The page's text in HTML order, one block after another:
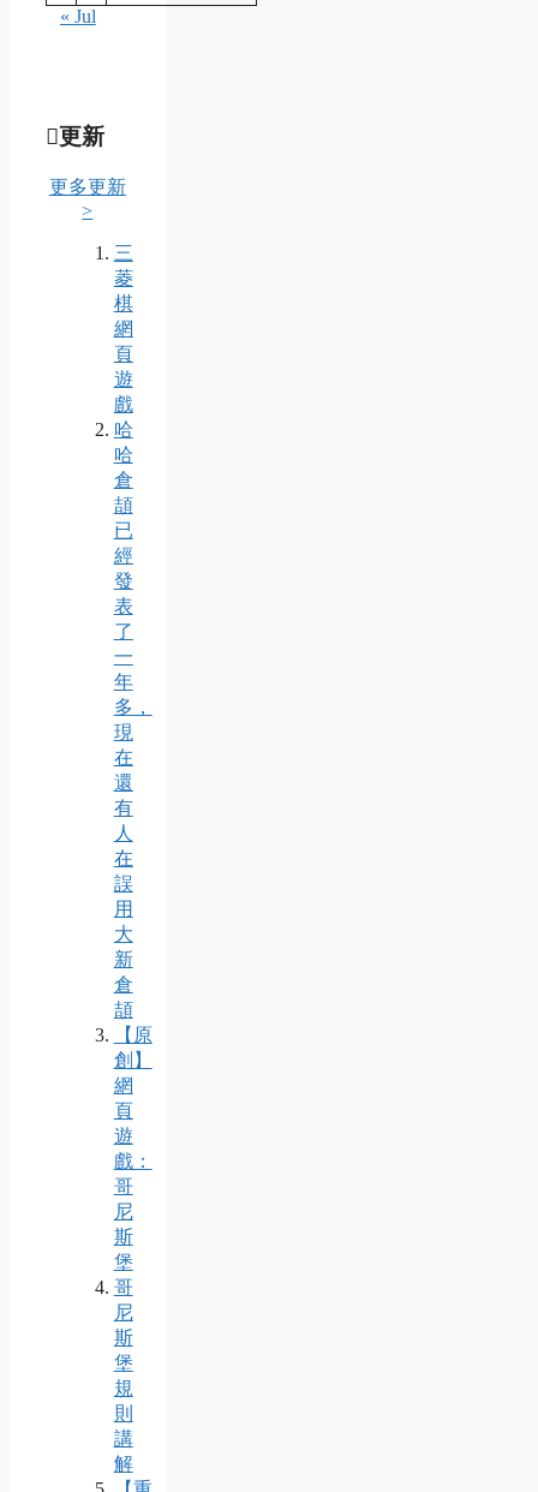
« Jul
更新
更多更新
>
三
菱
棋
網
頁
遊
戲
哈
哈
倉
頡
已
經
發
表
了
一
年
多，
現
在
還
有
人
在
誤
用
大
新
倉
頡
【原
創】
網
頁
遊
戲：
哥
尼
斯
堡
哥
尼
斯
堡
規
則
講
解